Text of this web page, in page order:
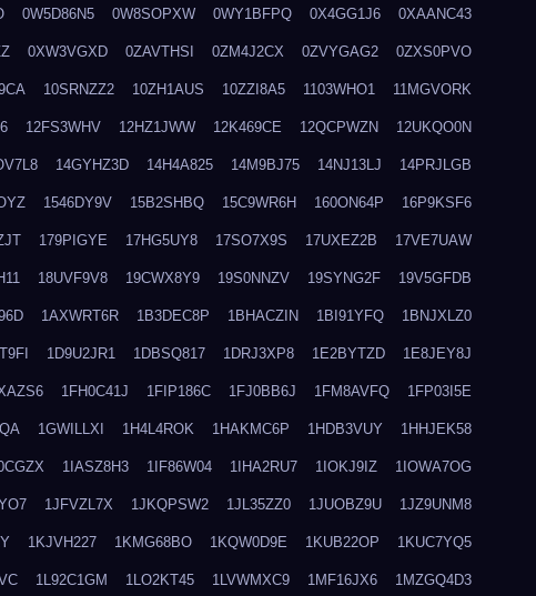
0W5D86N5 0W8SOPXW 0WY1BFPQ 0X4GG1J6 0XAANC43
0XW3VGXD 0ZAVTHSI 0ZM4J2CX 0ZVYGAG2 0ZXS0PVO
10SRNZZ2 10ZH1AUS 10ZZI8A5 1103WHO1 11MGVORK
12FS3WHV 12HZ1JWW 12K469CE 12QCPWZN 12UKQO0N
14GYHZ3D 14H4A825 14M9BJ75 14NJ13LJ 14PRJLGB
1546DY9V 15B2SHBQ 15C9WR6H 160ON64P 16P9KSF6
179PIGYE 17HG5UY8 17SO7X9S 17UXEZ2B 17VE7UAW
18UVF9V8 19CWX8Y9 19S0NNZV 19SYNG2F 19V5GFDB
1AXWRT6R 1B3DEC8P 1BHACZIN 1BI91YFQ 1BNJXLZ0
1D9U2JR1 1DBSQ817 1DRJ3XP8 1E2BYTZD 1E8JEY8J
1FH0C41J 1FIP186C 1FJ0BB6J 1FM8AVFQ 1FP03I5E
1GWILLXI 1H4L4ROK 1HAKMC6P 1HDB3VUY 1HHJEK58
1IASZ8H3 1IF86W04 1IHA2RU7 1IOKJ9IZ 1IOWA7OG
1JFVZL7X 1JKQPSW2 1JL35ZZ0 1JUOBZ9U 1JZ9UNM8
1KJVH227 1KMG68BO 1KQW0D9E 1KUB22OP 1KUC7YQ5
1L92C1GM 1LO2KT45 1LVWMXC9 1MF16JX6 1MZGQ4D3